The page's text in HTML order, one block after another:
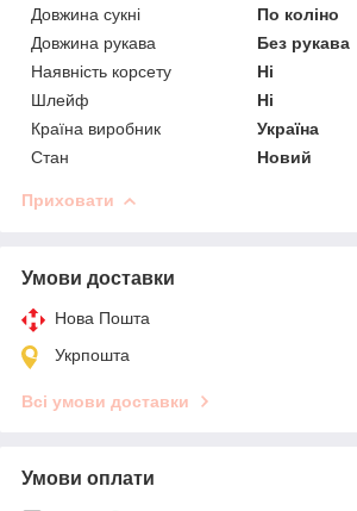
Довжина сукні
По коліно
Довжина рукава
Без рукава
Наявність корсету
Ні
Шлейф
Ні
Країна виробник
Україна
Стан
Новий
Приховати
Умови доставки
Нова Пошта
Укрпошта
Всі умови доставки
Умови оплати